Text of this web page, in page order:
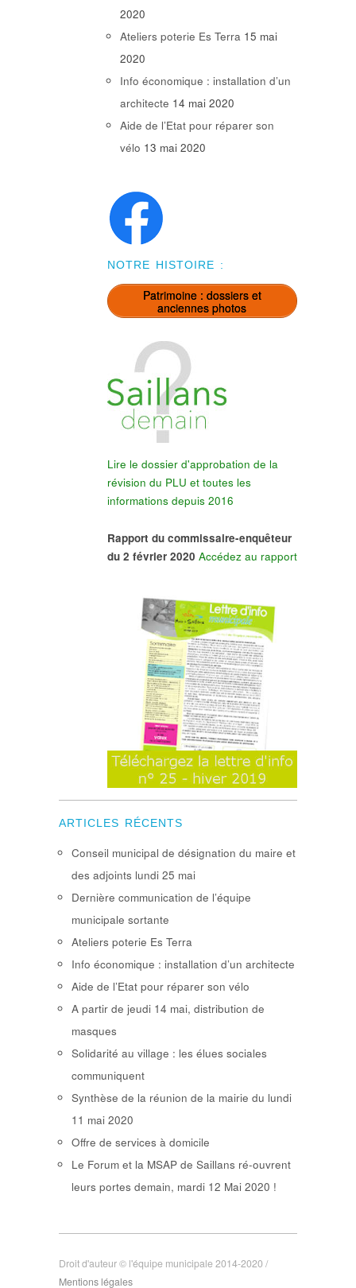
2020
Ateliers poterie Es Terra 15 mai
2020
Info économique : installation d’un
architecte 14 mai 2020
Aide de l’Etat pour réparer son
vélo 13 mai 2020
NOTRE HISTOIRE :
Patrimoine : dossiers et
anciennes photos
Lire le dossier d'approbation de la
révision du PLU et toutes les
informations depuis 2016
Rapport du commissaire-enquêteur
du 2 février 2020 Accédez au rapport
ARTICLES RÉCENTS
Conseil municipal de désignation du maire et
des adjoints lundi 25 mai
Dernière communication de l’équipe
municipale sortante
Ateliers poterie Es Terra
Info économique : installation d’un architecte
Aide de l’Etat pour réparer son vélo
A partir de jeudi 14 mai, distribution de
masques
Solidarité au village : les élues sociales
communiquent
Synthèse de la réunion de la mairie du lundi
11 mai 2020
Offre de services à domicile
Le Forum et la MSAP de Saillans ré-ouvrent
leurs portes demain, mardi 12 Mai 2020 !
Droit d'auteur © l'équipe municipale 2014-2020 /
Mentions légales